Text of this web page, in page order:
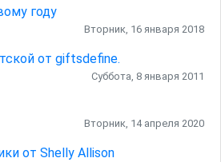
году
Вторник, 16 января 2018
от giftsdefine.
Суббота, 8 января 2011
Вторник, 14 апреля 2020
от Shelly Allison